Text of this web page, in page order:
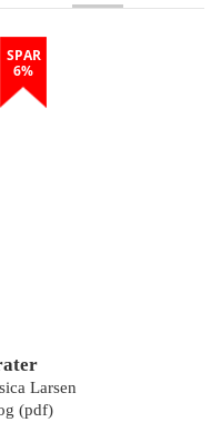
SPAR
6%
Larsen
(pdf)